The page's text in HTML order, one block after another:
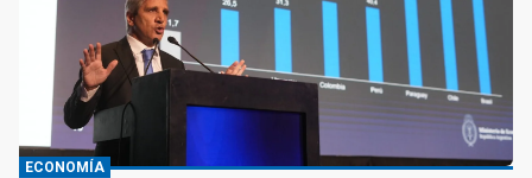
ECONOMÍA